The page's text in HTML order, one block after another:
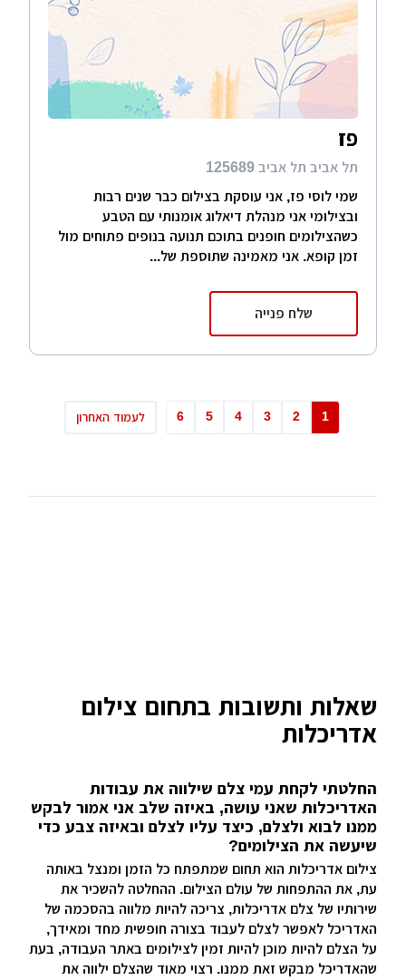
פז
תל אביב תל אביב 125689
שמי לוסי פז, אני עוסקת בצילום כבר שנים רבות
ובצילומי אני מנהלת דיאלוג אומנותי עם הטבע
כשהצילומים חופנים בתוכם תנועה בנופים פתוחים מול
זמן קופא. אני מאמינה שתוספת של...
שלח פנייה
1
2
3
4
5
6 לעמוד האחרון
שאלות ותשובות בתחום צילום
אדריכלות
החלטתי לקחת עמי צלם שילווה את עבודות
האדריכלות שאני עושה, באיזה שלב אני אמור לבקש
ממנו לבוא ולצלם, כיצד עליו לצלם ובאיזה צבע כדי
שיעשה את הצילומים?
צילום אדריכלות הוא תחום שמתפתח כל הזמן ומנצל באותה
עת, את ההתפחות של עולם הצילום. ההחלטה להשכיר את
שירותיו של צלם אדריכלות, צריכה להיות מלווה בהסכמה של
האדריכל לאפשר לצלם לעבוד בצורה חופשית מחד ומאידך,
על הצלם להיות מוכן להיות זמין לצילומים באתר העבודה, בעת
שהאדריכל מבקש זאת ממנו. רצוי מאוד שהצלם ילווה את